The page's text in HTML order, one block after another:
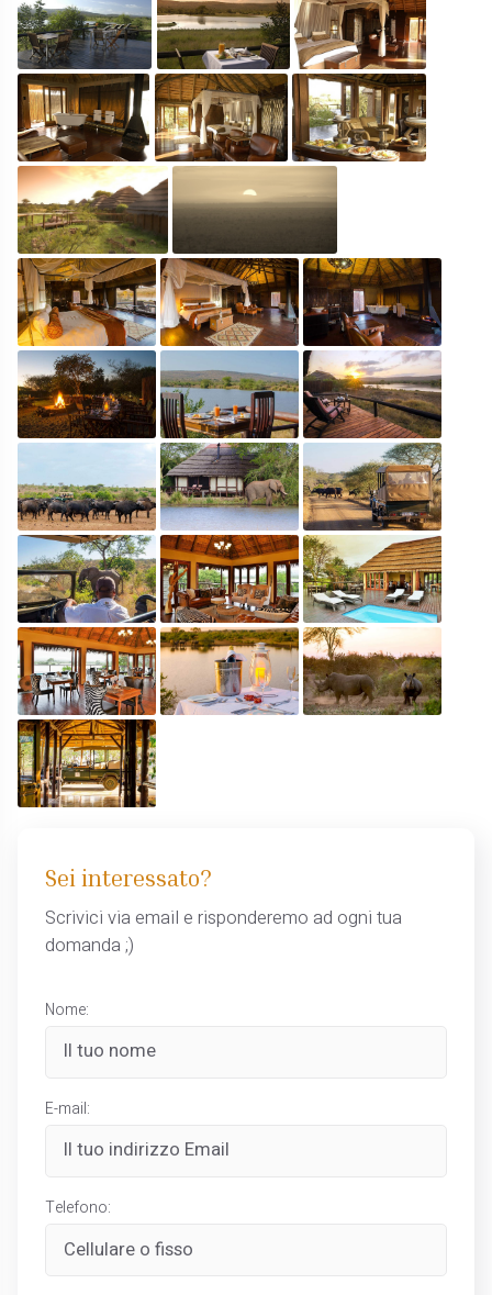
Sei interessato?
Scrivici via email e risponderemo ad ogni tua
domanda ;)
Nome:
E-mail:
Telefono: